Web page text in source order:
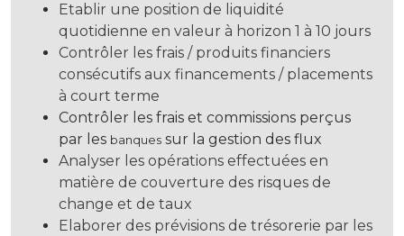
Etablir une position de liquidité
quotidienne en valeur à horizon 1 à 10 jours
Contrôler les frais / produits financiers
consécutifs aux financements / placements
à court terme
Contrôler les frais et commissions perçus
par les banques sur la gestion des flux
Analyser les opérations effectuées en
matière de couverture des risques de
change et de taux
Elaborer des prévisions de trésorerie par les